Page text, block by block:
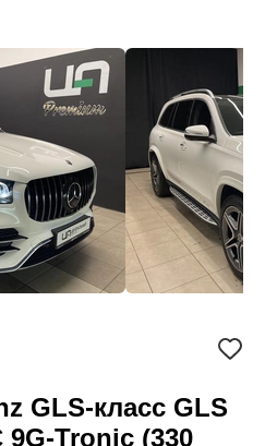
GLS-класс GLS
9G-Tronic (330